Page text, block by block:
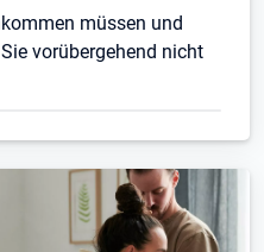
müssen und
vorübergehend nicht